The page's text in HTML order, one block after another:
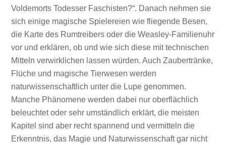
Voldemorts Todesser Faschisten?“. Danach nehmen sie
sich einige magische Spielereien wie fliegende Besen,
die Karte des Rumtreibers oder die Weasley-Familienuhr
vor und erklären, ob und wie sich diese mit technischen
Mitteln verwirklichen lassen würden. Auch Zaubertränke,
Flüche und magische Tierwesen werden
naturwissenschaftlich unter die Lupe genommen.
Manche Phänomene werden dabei nur oberflächlich
beleuchtet oder sehr umständlich erklärt, die meisten
Kapitel sind aber recht spannend und vermitteln die
Erkenntnis, das Magie und Naturwissenschaft gar nicht